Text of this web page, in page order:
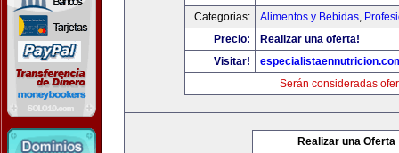
Categorias:
Alimentos y Bebidas,
Precio:
Realizar una oferta!
Visitar!
Serán consideradas
Realizar una Oferta